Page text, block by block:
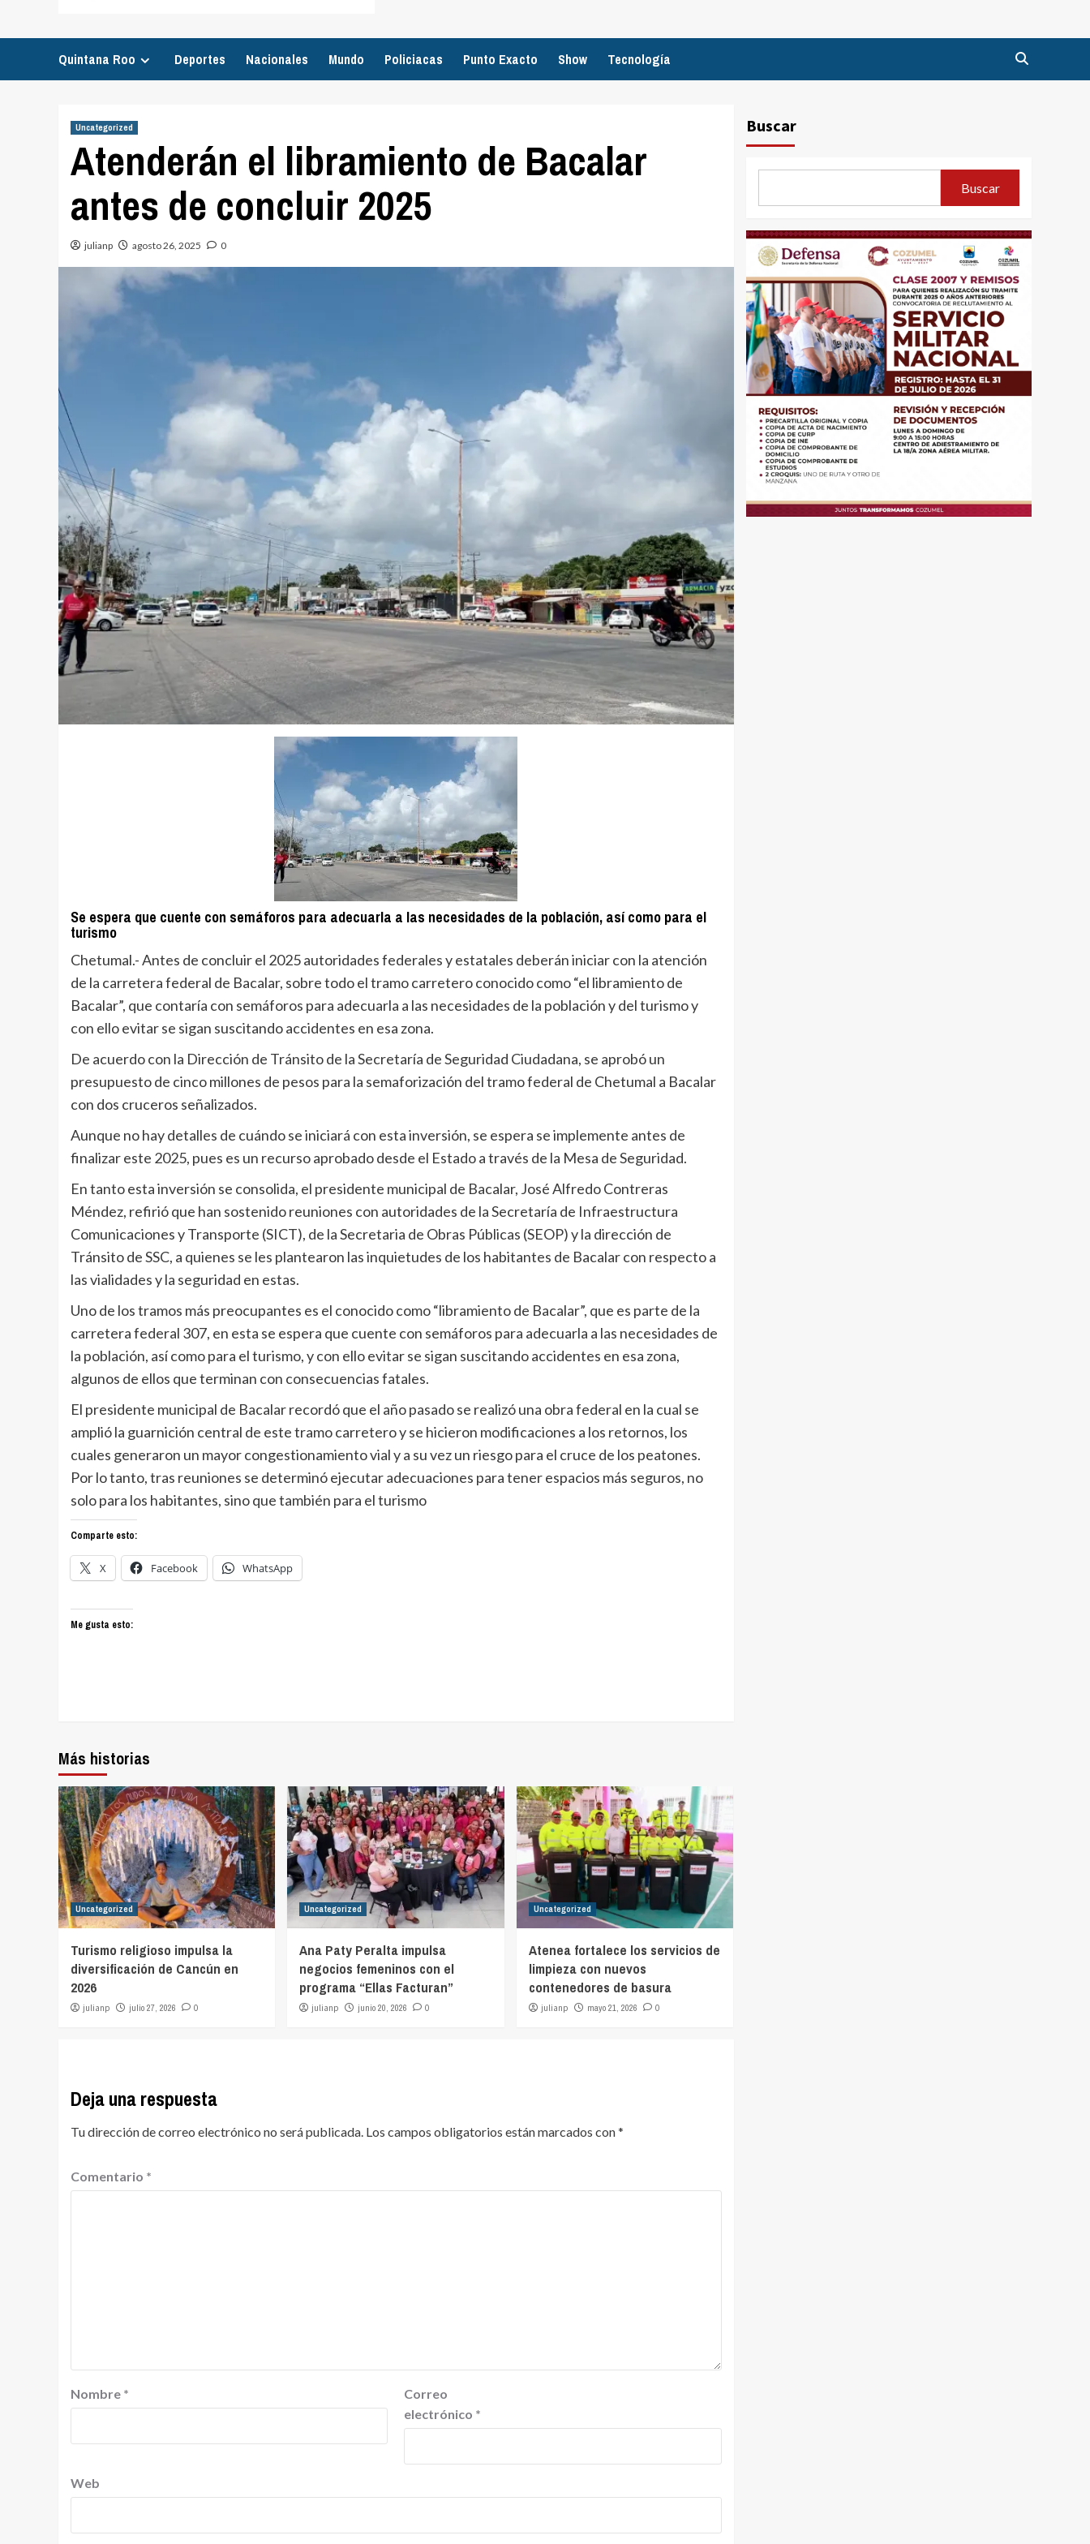
Quintana Roo Deportes Nacionales Mundo Policiacas Punto Exacto Show Tecnología
Uncategorized
Atenderán el libramiento de Bacalar
antes de concluir 2025
julianp agosto 26, 2025 0
Se espera que cuente con semáforos para adecuarla a las necesidades de la población, así como para el
turismo
Chetumal.- Antes de concluir el 2025 autoridades federales y estatales deberán iniciar con la atención
de la carretera federal de Bacalar, sobre todo el tramo carretero conocido como “el libramiento de
Bacalar”, que contaría con semáforos para adecuarla a las necesidades de la población y del turismo y
con ello evitar se sigan suscitando accidentes en esa zona.
De acuerdo con la Dirección de Tránsito de la Secretaría de Seguridad Ciudadana, se aprobó un
presupuesto de cinco millones de pesos para la semaforización del tramo federal de Chetumal a Bacalar
con dos cruceros señalizados.
Aunque no hay detalles de cuándo se iniciará con esta inversión, se espera se implemente antes de
finalizar este 2025, pues es un recurso aprobado desde el Estado a través de la Mesa de Seguridad.
En tanto esta inversión se consolida, el presidente municipal de Bacalar, José Alfredo Contreras
Méndez, refirió que han sostenido reuniones con autoridades de la Secretaría de Infraestructura
Comunicaciones y Transporte (SICT), de la Secretaria de Obras Públicas (SEOP) y la dirección de
Tránsito de SSC, a quienes se les plantearon las inquietudes de los habitantes de Bacalar con respecto a
las vialidades y la seguridad en estas.
Uno de los tramos más preocupantes es el conocido como “libramiento de Bacalar”, que es parte de la
carretera federal 307, en esta se espera que cuente con semáforos para adecuarla a las necesidades de
la población, así como para el turismo, y con ello evitar se sigan suscitando accidentes en esa zona,
algunos de ellos que terminan con consecuencias fatales.
El presidente municipal de Bacalar recordó que el año pasado se realizó una obra federal en la cual se
amplió la guarnición central de este tramo carretero y se hicieron modificaciones a los retornos, los
cuales generaron un mayor congestionamiento vial y a su vez un riesgo para el cruce de los peatones.
Por lo tanto, tras reuniones se determinó ejecutar adecuaciones para tener espacios más seguros, no
solo para los habitantes, sino que también para el turismo
Comparte esto:
X Facebook WhatsApp
Me gusta esto:
Más historias
Uncategorized
Turismo religioso impulsa la
diversificación de Cancún en
2026
julianp julio 27, 2026 0
Uncategorized
Ana Paty Peralta impulsa
negocios femeninos con el
programa “Ellas Facturan”
julianp junio 20, 2026 0
Uncategorized
Atenea fortalece los servicios de
limpieza con nuevos
contenedores de basura
julianp mayo 21, 2026 0
Deja una respuesta
Tu dirección de correo electrónico no será publicada. Los campos obligatorios están marcados con*
Comentario *
Nombre *
Correo
electrónico *
Web
Buscar
Buscar